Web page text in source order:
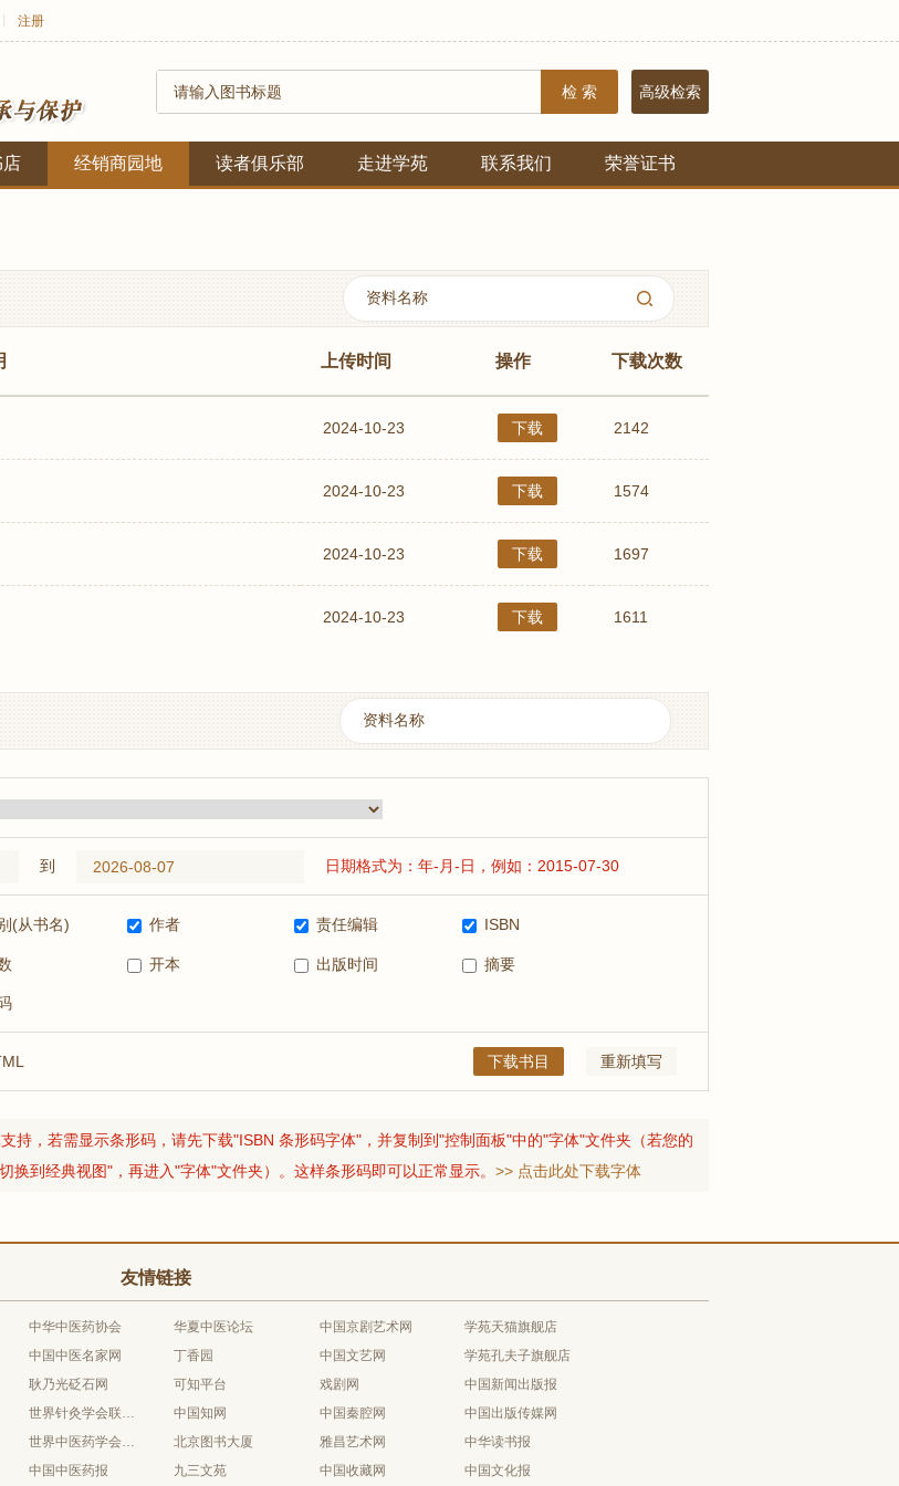
注册
检 索 高级检索
店 经销商园地 读者俱乐部 走进学苑 联系我们 荣誉证书
上传时间 操作 下载次数
2024-10-23 下载 2142
2024-10-23 下载 1574
2024-10-23 下载 1697
2024-10-23 下载 1611
到 日期格式为：年-月-日，例如：2015-07-30
(从书名) 作者 责任编辑 ISBN
开本 出版时间 摘要
重新填写
下载书目
持，若需显示条形码，请先下载"ISBN 条形码字体"，并复制到"控制面板"中的"字体"文件夹（若您的
到经典视图"，再进入"字体"文件夹）。这样条形码即可以正常显示。 >> 点击此处下载字体
友情链接
中华中医药协会
中国中医名家网
耿乃光砭石网
世界针灸学会联合会
世界中医药学会联合会
中国中医药报
华夏中医论坛
丁香园
可知平台
中国知网
北京图书大厦
九三文苑
中国京剧艺术网
中国文艺网
戏剧网
中国秦腔网
雅昌艺术网
中国收藏网
学苑天猫旗舰店
学苑孔夫子旗舰店
中国新闻出版报
中国出版传媒网
中华读书报
中国文化报